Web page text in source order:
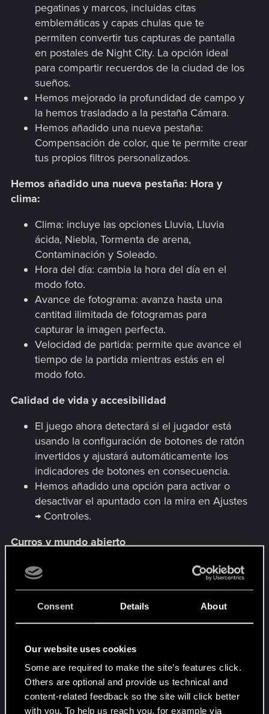
Consent Details About
Our website uses cookies
Some are required to make the site’s features click.
Others are optional and provide us technical and
content-related feedback so the site will click better
with you. To help us reach you, for example via
pegatinas y marcos, incluidas citas
emblemáticas y capas chulas que te
permiten convertir tus capturas de pantalla
en postales de Night City. La opción ideal
para compartir recuerdos de la ciudad de los
sueños.
Hemos mejorado la profundidad de campo y
la hemos trasladado a la pestaña Cámara.
Hemos añadido una nueva pestaña:
Compensación de color, que te permite crear
tus propios filtros personalizados.
Hemos añadido una nueva pestaña: Hora y
clima:
Clima: incluye las opciones Lluvia, Lluvia
ácida, Niebla, Tormenta de arena,
Contaminación y Soleado.
Hora del día: cambia la hora del día en el
modo foto.
Avance de fotograma: avanza hasta una
cantitad ilimitada de fotogramas para
capturar la imagen perfecta.
Velocidad de partida: permite que avance el
tiempo de la partida mientras estás en el
modo foto.
Calidad de vida y accesibilidad
El juego ahora detectará si el jugador está
usando la configuración de botones de ratón
invertidos y ajustará automáticamente los
indicadores de botones en consecuencia.
Hemos añadido una opción para activar o
desactivar el apuntado con la mira en Ajustes
→ Controles.
Curros y mundo abierto
Detección de ciberpsicópata: Ritual
sangriento - El objetivo «Hackea el pincho
correctamente del diario tras completarlo.
Viaje con nosotros - Ahora aparece
correctamente en el diario tras recibir el
En algún lugar - Se ha solucionado un
problema que provocaba que se creara un
objeto sin icono y sin nombre en el